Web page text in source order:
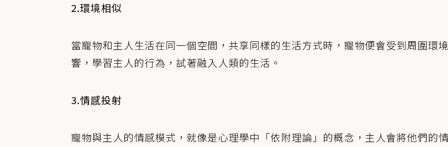
2.環境相似
當寵物和主人生活在同一個空間，共享同樣的生活方式時，寵物便會受到周圍環
響，學習主人的行為，試著融入人類的生活。
3.情感投射
寵物與主人的情感模式，就像是心理學中「依附理論」的概念，主人會將他們的